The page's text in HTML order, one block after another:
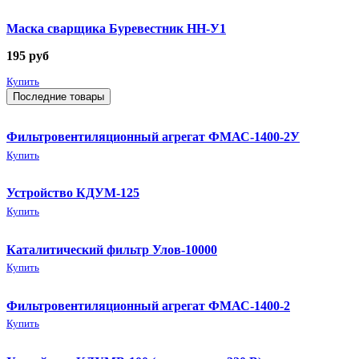
Маска сварщика Буревестник НН-У1
195 руб
Купить
Последние товары
Фильтровентиляционный агрегат ФМАС-1400-2У
Купить
Устройство КДУМ-125
Купить
Каталитический фильтр Улов-10000
Купить
Фильтровентиляционный агрегат ФМАС-1400-2
Купить